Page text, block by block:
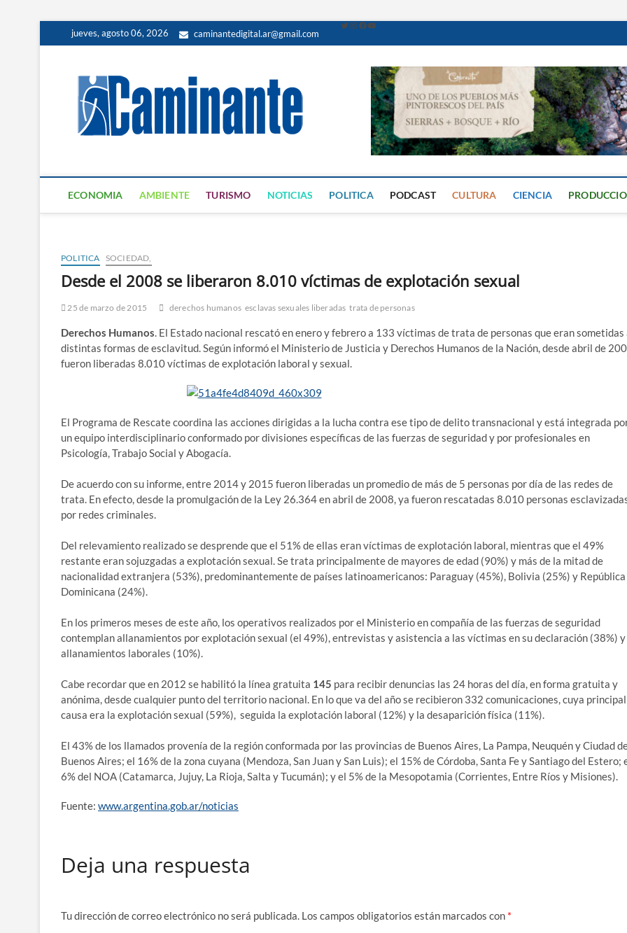
jueves, agosto 06, 2026 caminantedigital.ar@gmail.com
Caminante Digital
PERIÓDICO DIGITAL DEL VALLE DE CALAMUCHITA
ECONOMIA AMBIENTE TURISMO NOTICIAS POLITICA PODCAST CULTURA CIENCIA
POLITICA SOCIEDAD,
Desde el 2008 se liberaron 8.010 víctimas de explotación sexual
25 de marzo de 2015 derechos humanos esclavas sexuales liberadas trata de personas
Derechos Humanos. El Estado nacional rescató en enero y febrero a 133 víctimas de trata de personas que eran sometidas
distintas formas de esclavitud. Según informó el Ministerio de Justicia y Derechos Humanos de la Nación, desde abril de
fueron liberadas 8.010 víctimas de explotación laboral y sexual.
El Programa de Rescate coordina las acciones dirigidas a la lucha contra ese tipo de delito transnacional y está integrada
un equipo interdisciplinario conformado por divisiones específicas de las fuerzas de seguridad y por profesionales en
Psicología, Trabajo Social y Abogacía.
De acuerdo con su informe, entre 2014 y 2015 fueron liberadas un promedio de más de 5 personas por día de las redes de
trata. En efecto, desde la promulgación de la Ley 26.364 en abril de 2008, ya fueron rescatadas 8.010 personas
por redes criminales.
Del relevamiento realizado se desprende que el 51% de ellas eran víctimas de explotación laboral, mientras que el 49%
restante eran sojuzgadas a explotación sexual. Se trata principalmente de mayores de edad (90%) y más de la mitad de
nacionalidad extranjera (53%), predominantemente de países latinoamericanos: Paraguay (45%), Bolivia (25%) y República
Dominicana (24%).
En los primeros meses de este año, los operativos realizados por el Ministerio en compañía de las fuerzas de seguridad
contemplan allanamientos por explotación sexual (el 49%), entrevistas y asistencia a las víctimas en su declaración (38%) y
allanamientos laborales (10%).
Cabe recordar que en 2012 se habilitó la línea gratuita 145 para recibir denuncias las 24 horas del día, en forma gratuita y
anónima, desde cualquier punto del territorio nacional. En lo que va del año se recibieron 332 comunicaciones, cuya principal
causa era la explotación sexual (59%), seguida la explotación laboral (12%) y la desaparición física (11%).
El 43% de los llamados provenía de la región conformada por las provincias de Buenos Aires, La Pampa, Neuquén y Ciudad
Buenos Aires; el 16% de la zona cuyana (Mendoza, San Juan y San Luis); el 15% de Córdoba, Santa Fe y Santiago del Estero;
6% del NOA (Catamarca, Jujuy, La Rioja, Salta y Tucumán); y el 5% de la Mesopotamia (Corrientes, Entre Ríos y Misiones).
Fuente: www.argentina.gob.ar/noticias
Deja una respuesta
Tu dirección de correo electrónico no será publicada. Los campos obligatorios están marcados con *